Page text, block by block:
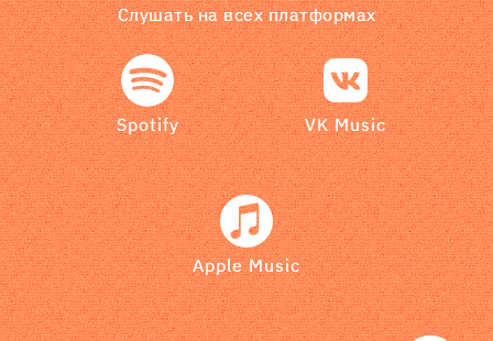
Слушать на всех платформах
Spotify VK Music
Apple Music